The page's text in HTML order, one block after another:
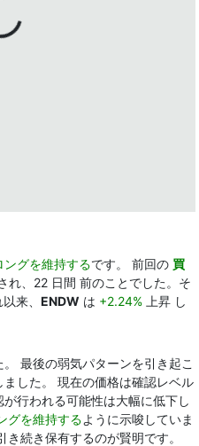
ングを維持するです。 前回の 買
、22 日間 前のことでした。そ
来、 ENDW は +2.24% 上昇 し
最後の弱気パターンを引き起こ
した。 現在の価格は確認レベル
行われる可能性は大幅に低下し
グを維持するように示唆していま
続き保有するのが賢明です。